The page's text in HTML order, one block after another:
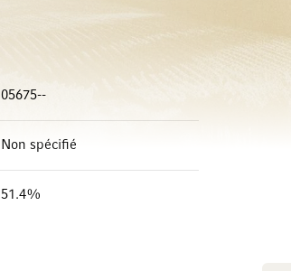
05675--
Non spécifié
51.4%